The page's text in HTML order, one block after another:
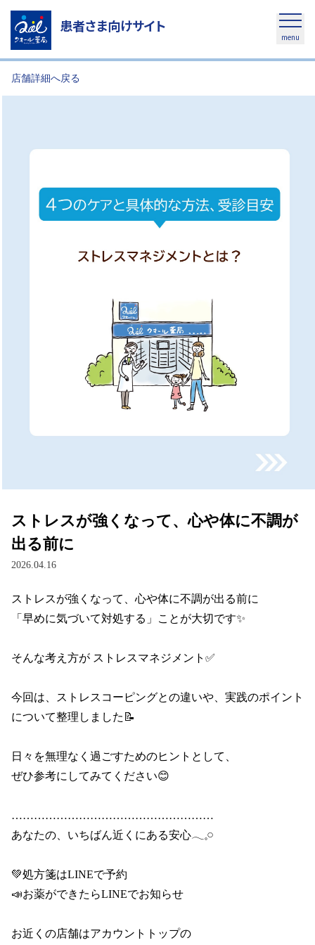
患者さま向けサイト
menu
店舗詳細へ戻る
ストレスが強くなって、心や体に不調が
出る前に
2026.04.16
ストレスが強くなって、心や体に不調が出る前に
「早めに気づいて対処する」ことが大切です✨
そんな考え方が ストレスマネジメント✅
今回は、ストレスコーピングとの違いや、実践のポイント
について整理しました📝
日々を無理なく過ごすためのヒントとして、
ぜひ参考にしてみてください😊
………………………………………………
あなたの、いちばん近くにある安心𓂃𓈒𓏸
💚処方箋はLINEで予約
📣お薬ができたらLINEでお知らせ
お近くの店舗はアカウントトップの